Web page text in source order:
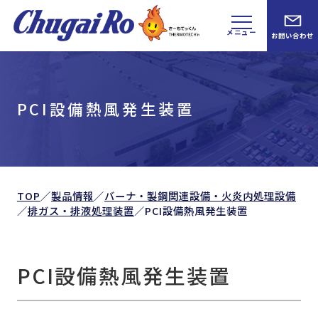
メニュー お問い合わせ
PCI設備熱風発生装置
TOP／製品情報／バーナ・製鋼関連設備・火炎内処理設備
／排ガス・排液処理装置／PCI設備熱風発生装置
PCI設備熱風発生装置